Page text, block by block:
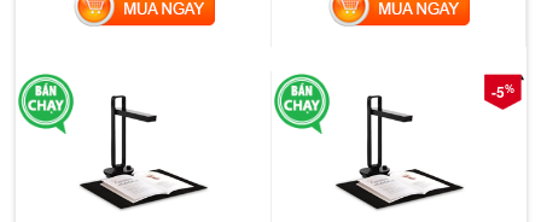
MUA NGAY MUA NGAY
-5%